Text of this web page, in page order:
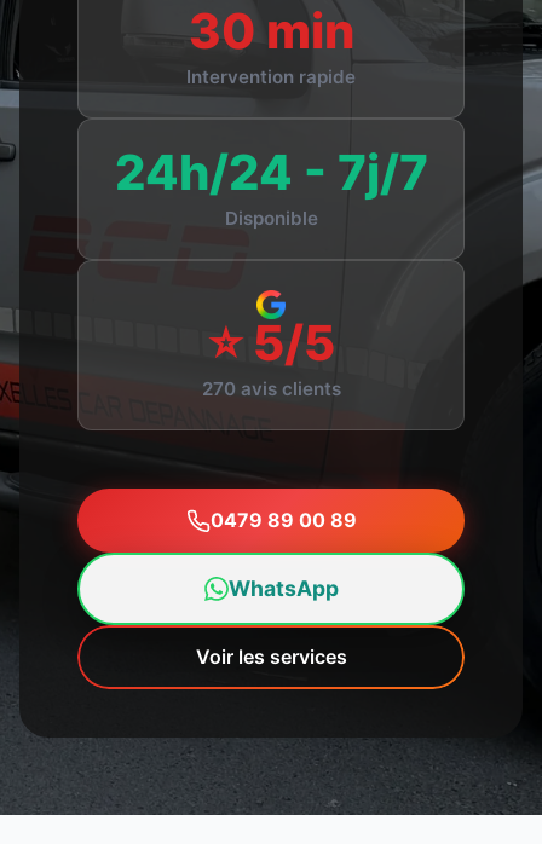
30 min
Intervention rapide
24h/24 - 7j/7
Disponible
⭐ 5/5
270 avis clients
0479 89 00 89
WhatsApp
Voir les services